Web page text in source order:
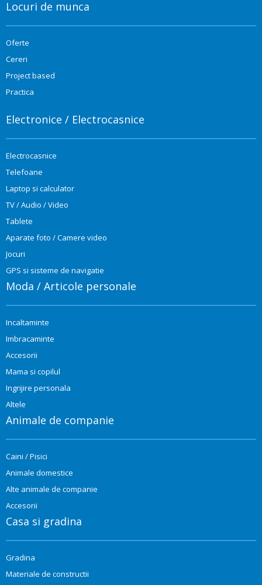
Locuri de munca
Oferte
Cereri
Project based
Practica
Electronice / Electrocasnice
Electrocasnice
Telefoane
Laptop si calculator
TV / Audio / Video
Tablete
Aparate foto / Camere video
Jocuri
GPS si sisteme de navigatie
Moda / Articole personale
Incaltaminte
Imbracaminte
Accesorii
Mama si copilul
Ingrijire personala
Altele
Animale de companie
Caini / Pisici
Animale domestice
Alte animale de companie
Accesorii
Casa si gradina
Gradina
Materiale de constructii